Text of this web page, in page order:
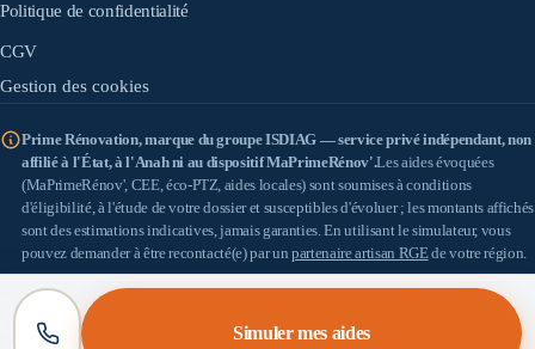
Politique de confidentialité
CGV
Gestion des cookies
Prime Rénovation, marque du groupe ISDIAG — service privé indépendant, non
affilié à l'État, à l'Anah ni au dispositif MaPrimeRénov'.Les aides évoquées
(MaPrimeRénov', CEE, éco-PTZ, aides locales) sont soumises à conditions
d'éligibilité, à l'étude de votre dossier et susceptibles d'évoluer ; les montants affichés
sont des estimations indicatives, jamais garanties. En utilisant le simulateur, vous
pouvez demander à être recontacté(e) par un partenaire artisan RGEde votre région.
IS DIAG
(SASU au capital de 100 €) — SIRET 898 933 353 00010 — Siège : 18 allée
Léon Paul Fargue, 95200 Sarcelles — TVA : FR57898933353 — Médiateur de la
Simuler mes aides